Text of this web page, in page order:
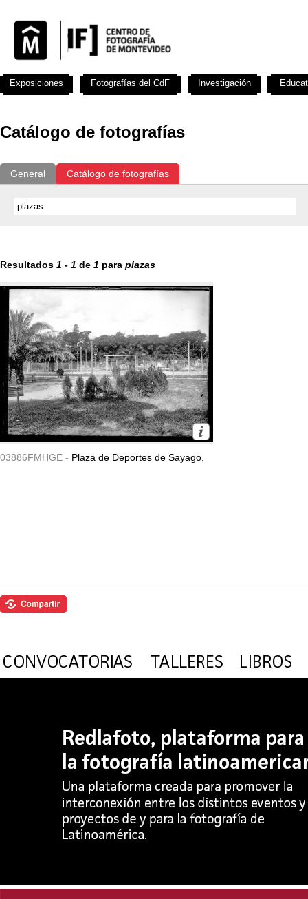
Catálogo de fotografías
General Catálogo de fotografías
Resultados 1 - 1 de 1 para plazas
03886FMHGE - Plaza de Deportes de Sayago.
Exposiciones Fotografías del CdF Investigación